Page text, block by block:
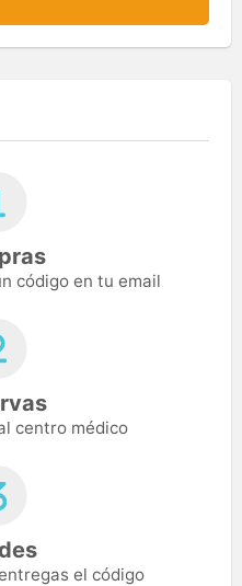
código en tu email
centro médico
el código